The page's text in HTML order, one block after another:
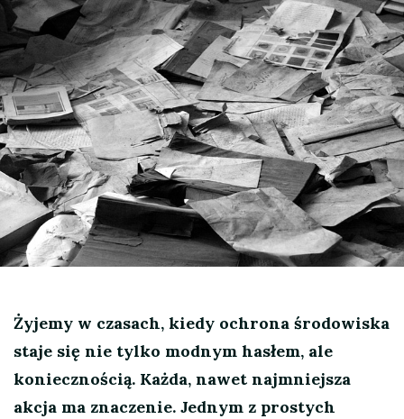
Żyjemy w czasach, kiedy ochrona środowiska
staje się nie tylko modnym hasłem, ale
koniecznością. Każda, nawet najmniejsza
akcja ma znaczenie. Jednym z prostych